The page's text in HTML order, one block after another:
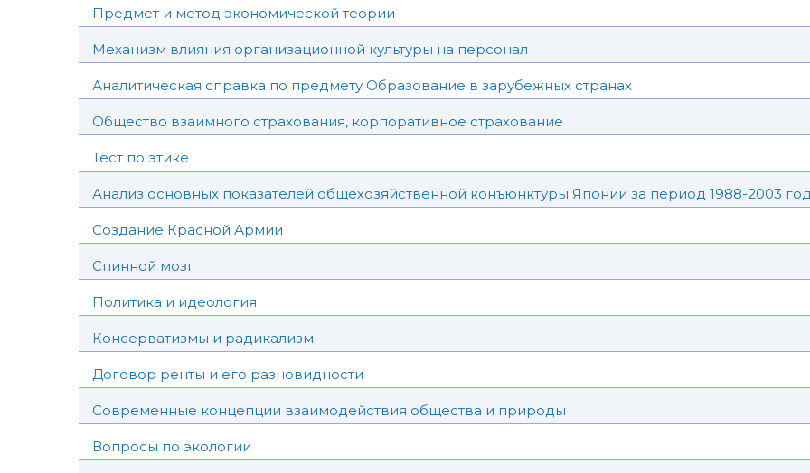
Предмет и метод экономической теории
Механизм влияния организационной культуры на персонал
Аналитическая справка по предмету Образование в зарубежных странах
Общество взаимного страхования, корпоративное страхование
Тест по этике
Анализ основных показателей общехозяйственной конъюнктуры Японии за период 1988-2003
Создание Красной Армии
Спинной мозг
Политика и идеология
Консерватизмы и радикализм
Договор ренты и его разновидности
Современные концепции взаимодействия общества и природы
Вопросы по экологии